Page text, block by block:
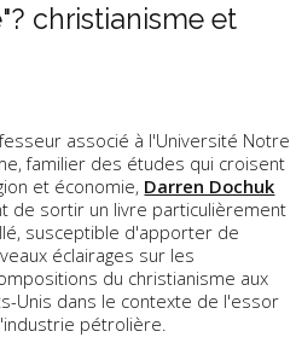
christianisme et
associé à l'Université Notre
familier des études qui croisent
et économie, Darren Dochuk
de sortir un livre particulièrement
susceptible d'apporter de
éclairages sur les
du christianisme aux
Unis dans le contexte de l'essor
pétrolière.